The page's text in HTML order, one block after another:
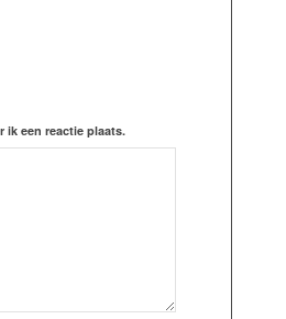
ik een reactie plaats.